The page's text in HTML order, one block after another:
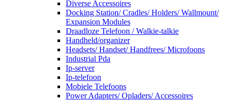
Diverse Accessoires
Docking Station/ Cradles/ Holders/ Wallmount/
Expansion Modules
Draadloze Telefoon / Walkie-talkie
Handheld/organizer
Headsets/ Handset/ Handfrees/ Microfoons
Industrial Pda
Ip-server
Ip-telefoon
Mobiele Telefoons
Power Adapters/ Opladers/ Accessoires